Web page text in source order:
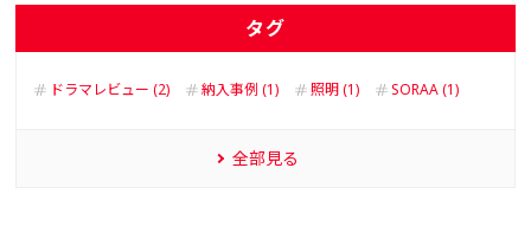
タグ
ドラマレビュー (2) 納入事例 (1) 照明 (1) SORAA (1)
全部見る